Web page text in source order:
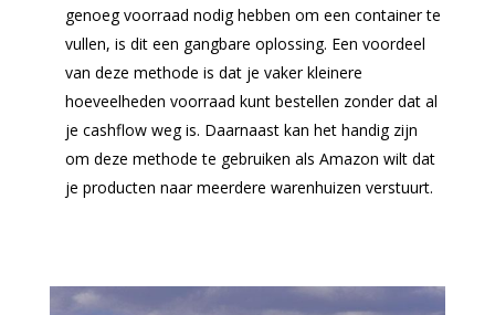
genoeg voorraad nodig hebben om een container te
vullen, is dit een gangbare oplossing. Een voordeel
van deze methode is dat je vaker kleinere
hoeveelheden voorraad kunt bestellen zonder dat al
je cashflow weg is. Daarnaast kan het handig zijn
om deze methode te gebruiken als Amazon wilt dat
je producten naar meerdere warenhuizen verstuurt.